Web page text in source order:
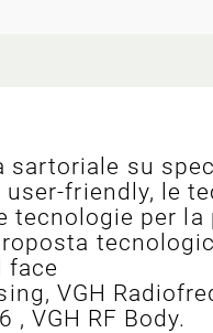
sartoriale su
friendly, le
tecnologie per
face
VGH
, VGH RF Body.